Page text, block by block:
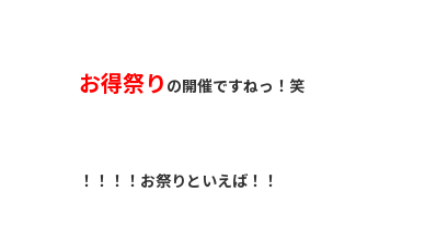
お得祭り の開催ですねっ！笑
！！！！お祭りといえば！！